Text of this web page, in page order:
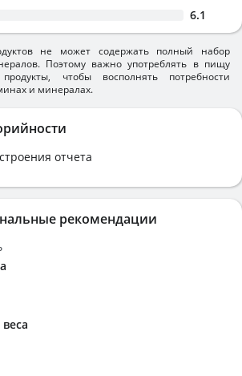
6.1
не может содержать полный набор
Поэтому важно употреблять в пищу
чтобы восполнять потребности
и минералах.
отчета
рекомендации